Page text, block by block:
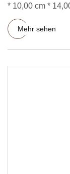
* 10,00 cm *
0,900 kg P
Mehr sehen